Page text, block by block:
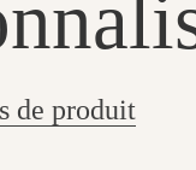
de produit